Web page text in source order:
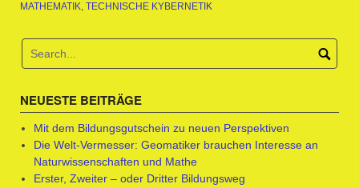
MATHEMATIK, TECHNISCHE KYBERNETIK
NEUESTE BEITRÄGE
Mit dem Bildungsgutschein zu neuen Perspektiven
Die Welt-Vermesser: Geomatiker brauchen Interesse an
Naturwissenschaften und Mathe
Erster, Zweiter – oder Dritter Bildungsweg